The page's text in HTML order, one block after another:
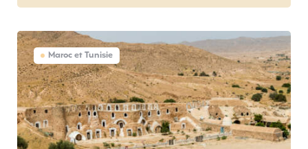
Maroc et Tunisie